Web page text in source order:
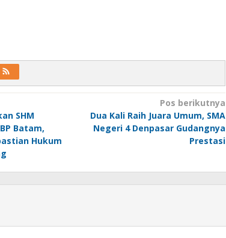
SHM
Batam,
Hukum
Pos berikutnya
Dua Kali Raih Juara Umum, SMA
Negeri 4 Denpasar Gudangnya
Prestasi